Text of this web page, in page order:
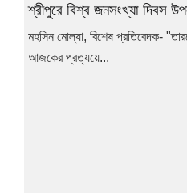
শ্রীপুরে বিশ্ব জনসংখ্যা দিবস
মহসিন মোল্যা, বিশেষ প্রতিবেদক-
আজকের প্রত্যয়ে...